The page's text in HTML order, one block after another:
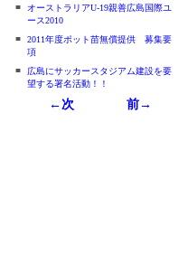
■
オーストラリアU-19親善広島国際ユ
ース2010
■
2011年度ポット苗無償提供 募集要
項
■
広島にサッカースタジアム建設を要
望する署名活動！！
←次 前→